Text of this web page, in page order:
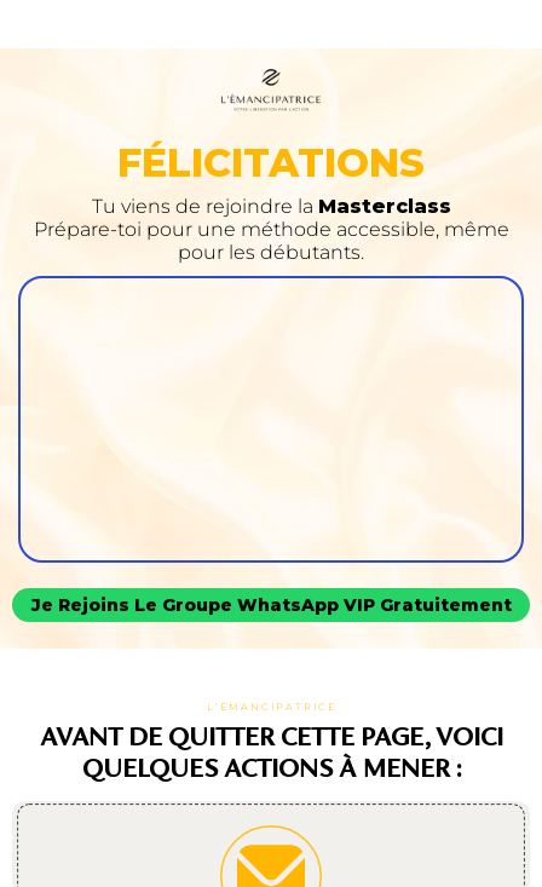
FÉLICITATIONS
Tu viens de rejoindre la Masterclass
Prépare-toi pour une méthode accessible, même
pour les débutants.
Je Rejoins Le Groupe WhatsApp VIP Gratuitement
L’ÉMANCIPATRICE
AVANT DE QUITTER CETTE PAGE, VOICI
QUELQUES ACTIONS À MENER :